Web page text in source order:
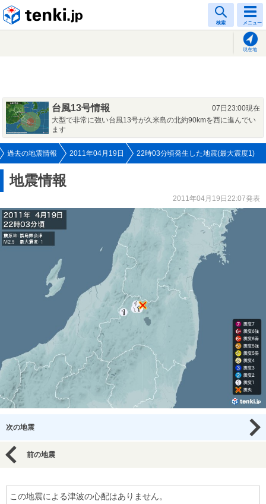
検索 メニュー
現在地
台風13号情報
07日23:00現在
大型で非常に強い台風13号が久米島の北約90kmを西に進んでい
ます
過去の地震情報 2011年04月19日 22時03分頃発生した地震(最大震度1)
地震情報
2011年04月19日22:07発表
次の地震
前の地震
この地震による津波の心配はありません。